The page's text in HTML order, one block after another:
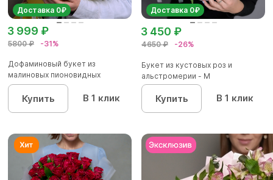
Доставка 0₽
5800 ₽ -31%
3 999 ₽
Дофаминовый букет из
малиновых пионовидных
кустовых роз...
Купить В 1 клик
Доставка 0₽
4650 ₽ -26%
3 450 ₽
Букет из кустовых роз и
альстромерии - М
Купить В 1 клик